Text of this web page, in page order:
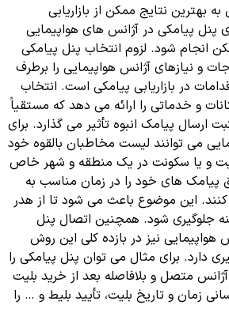
بهترین نتایج ممکن از بازاریابی
پنل پیامکی در آژانس های هواپیمایی
انجام شود. لزوم انتخاب پنل پیامکی
و نیازهای آژانس هواپیمایی را برطرف
در بازاریابی پیامکی است. انتخاب
و خدماتی را ارائه می دهد که مستقیاً
ارسال پیامک انبوه تأثیر می گذارد. برای
می توانند لیست مخاطبان بالقوه خود
و یا سکونت در یک منطقه و شهر خاص
پیامک های خود را در زمان مناسب به
این موضوع باعث می شود تا از هدر
جلوگیری شود. همچنین اتصال پنل
نیز در بازده کلی این روش
دارد. برای مثال می توان پنل پیامکی را
متصل و بلافاصله بعد از خرید بلیت
زمان و تاریخ بلیت، تأیید بلیط و … را